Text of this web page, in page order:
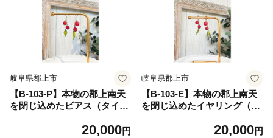
岐阜県郡上市
【B-103-P】本物の郡上南天
を閉じ込めたピアス（タイプ
レディースジュエリー アクセ
20,000円
岐阜県郡上市
【B-103-E】本物の郡上南天
を閉じ込めたイヤリング（タ
20,000円